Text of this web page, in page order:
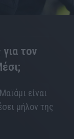
τον
είναι
μήλον της